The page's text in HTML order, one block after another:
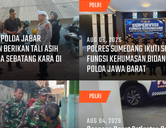
JABAR
BERIKAN TALI ASIH
SEBATANG KARA DI
POLRI
AUG 06, 2026
POLRES SUMEDANG IKUTI
FUNGSI KEHUMASAN
POLDA JAWA BARAT
POLRI
AUG 04, 2026